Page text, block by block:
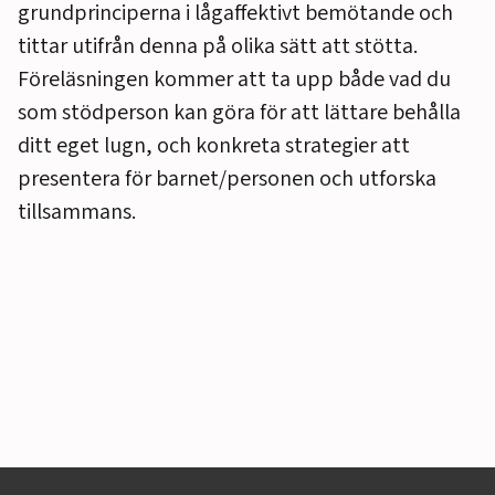
grundprinciperna i lågaffektivt bemötande och
tittar utifrån denna på olika sätt att stötta.
Föreläsningen kommer att ta upp både vad du
som stödperson kan göra för att lättare behålla
ditt eget lugn, och konkreta strategier att
presentera för barnet/personen och utforska
tillsammans.